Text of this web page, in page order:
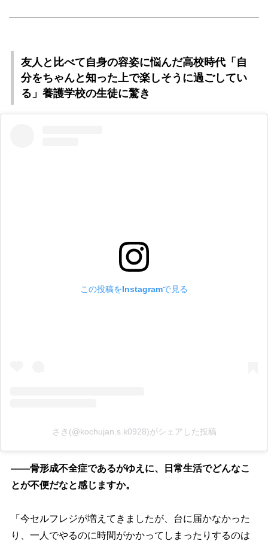
友人と比べて自身の容姿に悩んだ高校時代「自
分をちゃんと知った上で楽しそうに過ごしてい
る」養護学校の生徒に驚き
この投稿をInstagramで見る
さき(@kochujan.s.k0928)がシェアした投稿
――骨形成不全症であるがゆえに、日常生活でどんなこ
とが不便だなと感じますか。
「今セルフレジが増えてきましたが、台に届かなかった
り、一人でやるのに時間がかかってしまったりするのは